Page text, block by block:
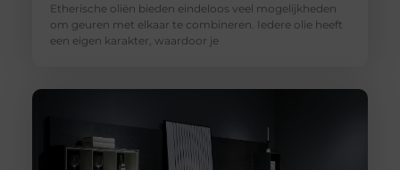
Etherische oliën bieden eindeloos veel mogelijkheden
om geuren met elkaar te combineren. Iedere olie heeft
een eigen karakter, waardoor je